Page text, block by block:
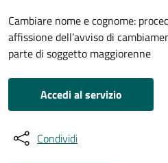
Cambiare nome e cognome:
affissione dell’avviso di
parte di soggetto maggiorenne
Accedi al servizio
Condividi